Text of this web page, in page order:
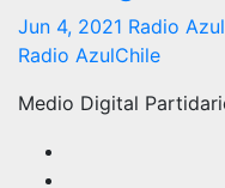
Jun 4, 2021 Radio
Radio AzulChile
Medio Digital